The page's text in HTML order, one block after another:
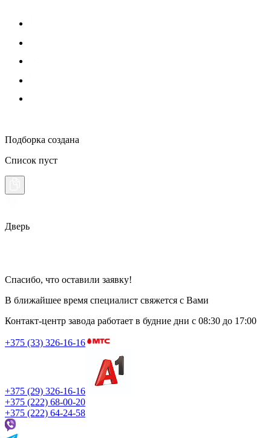
Подборка создана
Список пуст
Дверь
Спасибо, что оставили заявку!
В ближайшее время специалист свяжется с Вами
Контакт-центр завода работает в будние дни с 08:30 до 17:00
+375 (33) 326-16-16
+375 (29) 326-16-16
+375 (222) 68-00-20
+375 (222) 64-24-58